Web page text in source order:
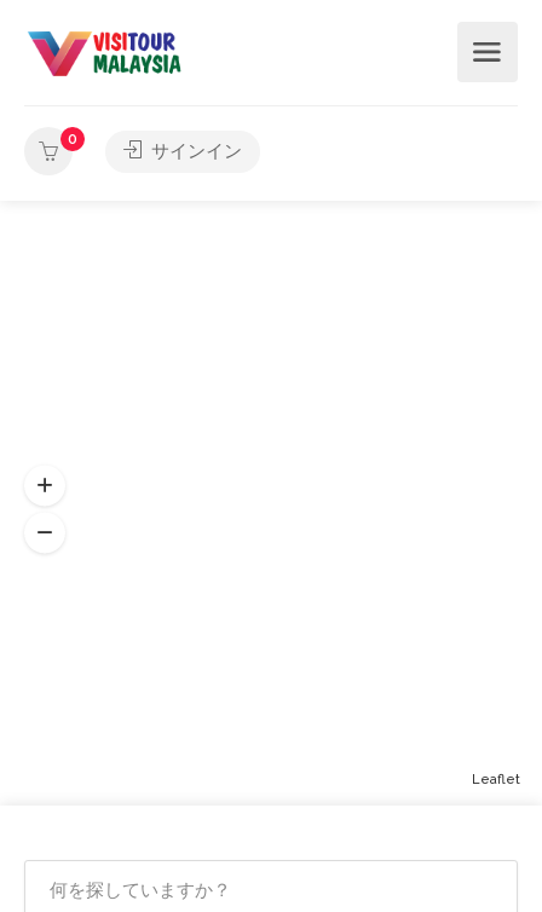
0
サインイン
Leaflet